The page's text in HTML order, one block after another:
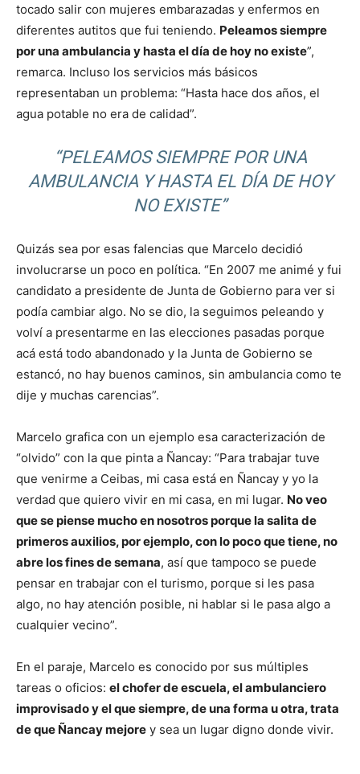
tocado salir con mujeres embarazadas y enfermos en
diferentes autitos que fui teniendo. Peleamos siempre
por una ambulancia y hasta el día de hoy no existe”,
remarca. Incluso los servicios más básicos
representaban un problema: “Hasta hace dos años, el
agua potable no era de calidad”.
“PELEAMOS SIEMPRE POR UNA
AMBULANCIA Y HASTA EL DÍA DE HOY
NO EXISTE”
Quizás sea por esas falencias que Marcelo decidió
involucrarse un poco en política. “En 2007 me animé y fui
candidato a presidente de Junta de Gobierno para ver si
podía cambiar algo. No se dio, la seguimos peleando y
volví a presentarme en las elecciones pasadas porque
acá está todo abandonado y la Junta de Gobierno se
estancó, no hay buenos caminos, sin ambulancia como te
dije y muchas carencias”.
Marcelo grafica con un ejemplo esa caracterización de
“olvido” con la que pinta a Ñancay: “Para trabajar tuve
que venirme a Ceibas, mi casa está en Ñancay y yo la
verdad que quiero vivir en mi casa, en mi lugar. No veo
que se piense mucho en nosotros porque la salita de
primeros auxilios, por ejemplo, con lo poco que tiene, no
abre los fines de semana, así que tampoco se puede
pensar en trabajar con el turismo, porque si les pasa
algo, no hay atención posible, ni hablar si le pasa algo a
cualquier vecino”.
En el paraje, Marcelo es conocido por sus múltiples
tareas o oficios: el chofer de escuela, el ambulanciero
improvisado y el que siempre, de una forma u otra, trata
de que Ñancay mejore y sea un lugar digno donde vivir.